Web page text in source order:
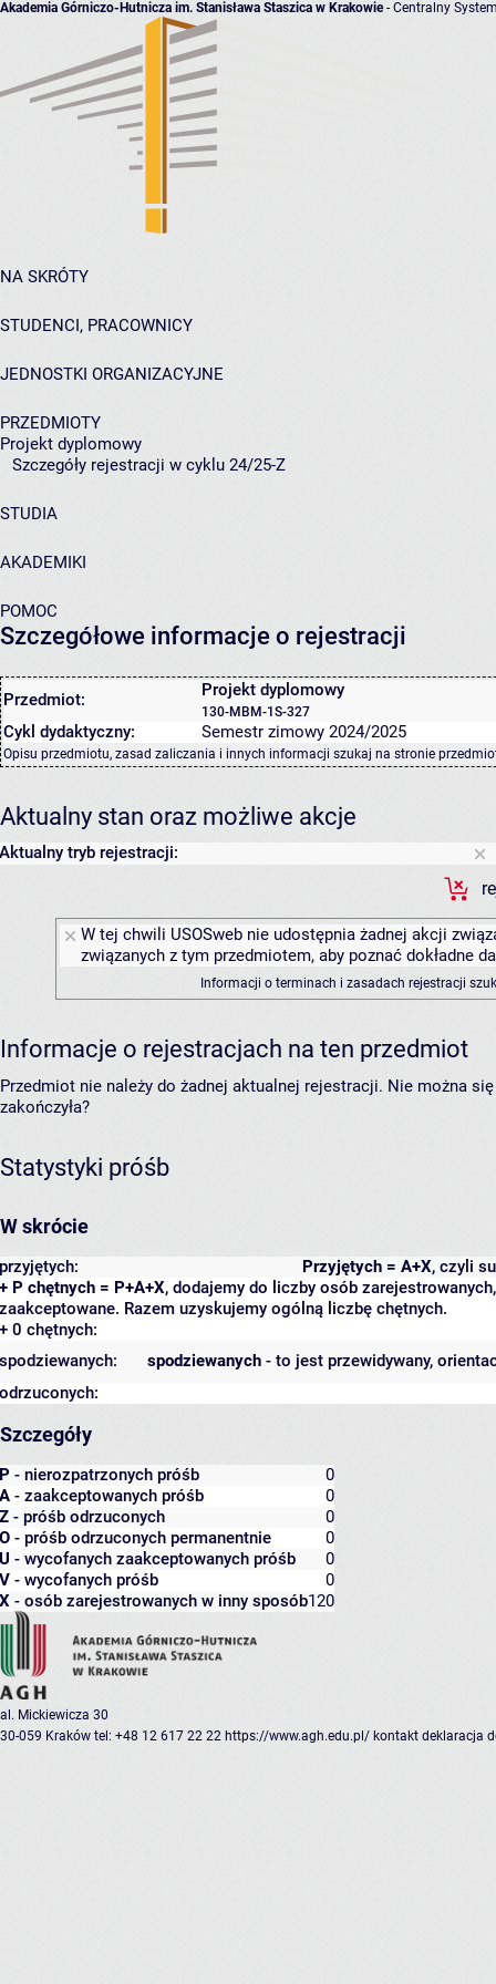
Akademia Górniczo-Hutnicza im. Stanisława Staszica w Krakowie- Centralny
NA SKRÓTY
STUDENCI, PRACOWNICY
JEDNOSTKI ORGANIZACYJNE
PRZEDMIOTY
Projekt dyplomowy
Szczegóły rejestracji w cyklu 24/25-Z
STUDIA
AKADEMIKI
POMOC
Szczegółowe informacje o rejestracji
Przedmiot: Projekt dyplomowy
130-MBM-1S-327
Cykl dydaktyczny: Semestr zimowy 2024/2025
Opisu przedmiotu, zasad zaliczania i innych informacji szukaj na stronie
Aktualny stan oraz możliwe akcje
Aktualny tryb rejestracji:
W tej chwili USOSweb nie udostępnia żadnej akcji
związanych z tym przedmiotem, aby poznać dokładne
Informacji o terminach i zasadach rejestracji
Informacje o rejestracjach na ten przedmiot
Przedmiot nie należy do żadnej aktualnej rejestracji. Nie można
zakończyła?
Statystyki próśb
W skrócie
Przyjętych = A+X, czyli
przyjętych:
+ P chętnych = P+A+X, dodajemy do liczby osób
zaakceptowane. Razem uzyskujemy ogólną liczbę chętnych.
+ 0 chętnych:
spodziewanych - to jest przewidywany,
spodziewanych:
odrzuconych:
Szczegóły
P - nierozpatrzonych próśb
0
A - zaakceptowanych próśb
0
Z - próśb odrzuconych
0
O - próśb odrzuconych permanentnie
0
U - wycofanych zaakceptowanych próśb
0
V - wycofanych próśb
0
X - osób zarejestrowanych w inny sposób120
al. Mickiewicza 30
30-059 Kraków tel: +48 12 617 22 22 https://www.agh.edu.pl/ kontakt deklaracja